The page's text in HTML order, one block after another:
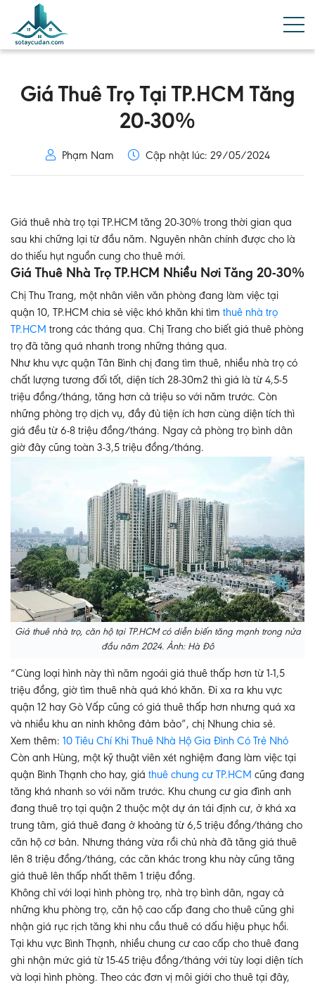
Giá Thuê Trọ Tại TP.HCM Tăng
20-30%
Phạm Nam Cập nhật lúc: 29/05/2024
Giá thuê nhà trọ tại TP.HCM tăng 20-30% trong thời gian qua
sau khi chững lại từ đầu năm. Nguyên nhân chính được cho là
do thiếu hụt nguồn cung cho thuê mới.
Giá Thuê Nhà Trọ TP.HCM Nhiều Nơi Tăng 20-30%
Chị Thu Trang, một nhân viên văn phòng đang làm việc tại
quận 10, TP.HCM chia sẻ việc khó khăn khi tìm thuê nhà trọ
TP.HCM trong các tháng qua. Chị Trang cho biết giá thuê phòng
trọ đã tăng quá nhanh trong những tháng qua.
Như khu vực quận Tân Bình chị đang tìm thuê, nhiều nhà trọ có
chất lượng tương đối tốt, diện tích 28-30m2 thì giá là từ 4,5-5
triệu đồng/tháng, tăng hơn cả triệu so với năm trước. Còn
những phòng trọ dịch vụ, đầy đủ tiện ích hơn cùng diện tích thì
giá đều từ 6-8 triệu đồng/tháng. Ngay cả phòng trọ bình dân
giờ đây cũng toàn 3-3,5 triệu đồng/tháng.
Giá thuê nhà trọ, căn hộ tại TP.HCM có diễn biến tăng mạnh trong nửa
đầu năm 2024. Ảnh: Hà Đô
“Cùng loại hình này thì năm ngoái giá thuê thấp hơn từ 1-1,5
triệu đồng, giờ tìm thuê nhà quá khó khăn. Đi xa ra khu vực
quận 12 hay Gò Vấp cũng có giá thuê thấp hơn nhưng quá xa
và nhiều khu an ninh không đảm bảo”, chị Nhung chia sẻ.
Xem thêm: 10 Tiêu Chí Khi Thuê Nhà Hộ Gia Đình Có Trẻ Nhỏ
Còn anh Hùng, một kỹ thuật viên xét nghiệm đang làm việc tại
quận Bình Thạnh cho hay, giá thuê chung cư TP.HCM cũng đang
tăng khá nhanh so với năm trước. Khu chung cư gia đình anh
đang thuê trọ tại quận 2 thuộc một dự án tái định cư, ở khá xa
trung tâm, giá thuê đang ở khoảng từ 6,5 triệu đồng/tháng cho
căn hộ cơ bản. Nhưng tháng vừa rồi chủ nhà đã tăng giá thuê
lên 8 triệu đồng/tháng, các căn khác trong khu này cũng tăng
giá thuê lên thấp nhất thêm 1 triệu đồng.
Không chỉ với loại hình phòng trọ, nhà trọ bình dân, ngay cả
những khu phòng trọ, căn hộ cao cấp đang cho thuê cũng ghi
nhận giá rục rịch tăng khi nhu cầu thuê có dấu hiệu phục hồi.
Tại khu vực Bình Thạnh, nhiều chung cư cao cấp cho thuê đang
ghi nhận mức giá từ 15-45 triệu đồng/tháng với tùy loại diện tích
và loại hình phòng. Theo các đơn vị môi giới cho thuê tại đây,